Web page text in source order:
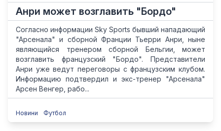
Анри может возглавить "Бордо"
Согласно информации Sky Sports бывший нападающий
"Арсенала" и сборной Франции Тьерри Анри, ныне
являющийся тренером сборной Бельгии, может
возглавить французский "Бордо". Представители
Анри уже ведут переговоры с французским клубом.
Информацию подтвердил и экс-тренер "Арсенала"
Арсен Венгер, рабо...
Новини Футбол